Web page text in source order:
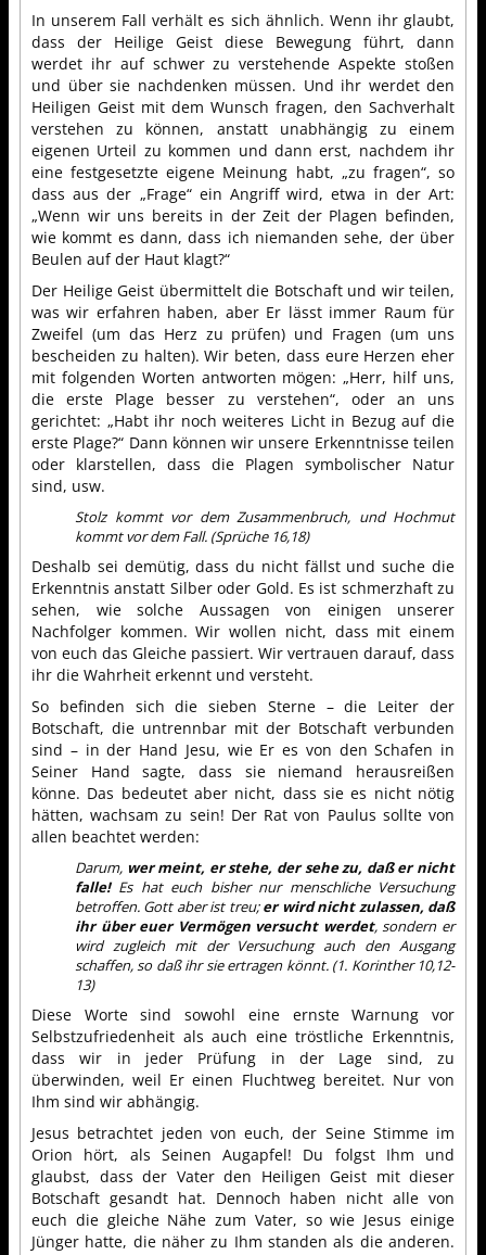
In unserem Fall verhält es sich ähnlich. Wenn ihr glaubt,
dass der Heilige Geist diese Bewegung führt, dann
werdet ihr auf schwer zu verstehende Aspekte stoßen
und über sie nachdenken müssen. Und ihr werdet den
Heiligen Geist mit dem Wunsch fragen, den Sachverhalt
verstehen zu können, anstatt unabhängig zu einem
eigenen Urteil zu kommen und dann erst, nachdem ihr
eine festgesetzte eigene Meinung habt, „zu fragen“, so
dass aus der „Frage“ ein Angriff wird, etwa in der Art:
„Wenn wir uns bereits in der Zeit der Plagen befinden,
wie kommt es dann, dass ich niemanden sehe, der über
Beulen auf der Haut klagt?“
Der Heilige Geist übermittelt die Botschaft und wir teilen,
was wir erfahren haben, aber Er lässt immer Raum für
Zweifel (um das Herz zu prüfen) und Fragen (um uns
bescheiden zu halten). Wir beten, dass eure Herzen eher
mit folgenden Worten antworten mögen: „Herr, hilf uns,
die erste Plage besser zu verstehen“, oder an uns
gerichtet: „Habt ihr noch weiteres Licht in Bezug auf die
erste Plage?“ Dann können wir unsere Erkenntnisse teilen
oder klarstellen, dass die Plagen symbolischer Natur
sind, usw.
Stolz kommt vor dem Zusammenbruch, und Hochmut
kommt vor dem Fall. (Sprüche 16,18)
Deshalb sei demütig, dass du nicht fällst und suche die
Erkenntnis anstatt Silber oder Gold. Es ist schmerzhaft zu
sehen, wie solche Aussagen von einigen unserer
Nachfolger kommen. Wir wollen nicht, dass mit einem
von euch das Gleiche passiert. Wir vertrauen darauf, dass
ihr die Wahrheit erkennt und versteht.
So befinden sich die sieben Sterne – die Leiter der
Botschaft, die untrennbar mit der Botschaft verbunden
sind – in der Hand Jesu, wie Er es von den Schafen in
Seiner Hand sagte, dass sie niemand herausreißen
könne. Das bedeutet aber nicht, dass sie es nicht nötig
hätten, wachsam zu sein! Der Rat von Paulus sollte von
allen beachtet werden:
Darum, wer meint, er stehe, der sehe zu, daß er nicht
falle!Es hat euch bisher nur menschliche Versuchung
betroffen. Gott aber ist treu;er wird nicht zulassen, daß
ihr über euer Vermögen versucht werdet, sondern er
wird zugleich mit der Versuchung auch den Ausgang
schaffen, so daß ihr sie ertragen könnt. (1. Korinther 10,12-
13)
Diese Worte sind sowohl eine ernste Warnung vor
Selbstzufriedenheit als auch eine tröstliche Erkenntnis,
dass wir in jeder Prüfung in der Lage sind, zu
überwinden, weil Er einen Fluchtweg bereitet. Nur von
Ihm sind wir abhängig.
Jesus betrachtet jeden von euch, der Seine Stimme im
Orion hört, als Seinen Augapfel! Du folgst Ihm und
glaubst, dass der Vater den Heiligen Geist mit dieser
Botschaft gesandt hat. Dennoch haben nicht alle von
euch die gleiche Nähe zum Vater, so wie Jesus einige
Jünger hatte, die näher zu Ihm standen als die anderen.